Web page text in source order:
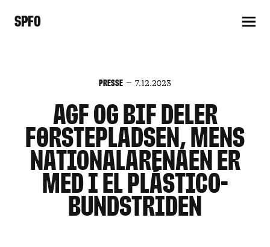
SPFO
Presse 7.12.2023
AGF og BIF deler
førstepladsen, mens
nationalarenaen er
med i El Plástico-
bundstriden